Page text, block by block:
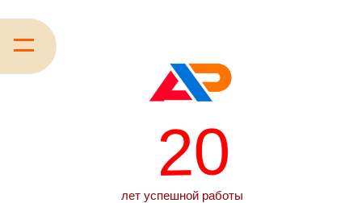
20
лет успешной работы